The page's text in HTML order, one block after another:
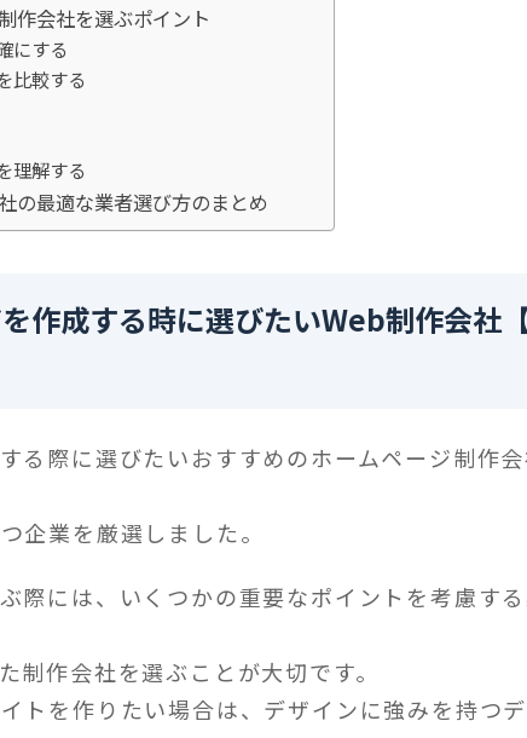
作会社を選ぶポイント
にする
比較する
理解する
の最適な業者選び方のまとめ
作成する時に選びたいWeb制作会社
る際に選びたいおすすめのホームページ制作会
企業を厳選しました。
際には、いくつかの重要なポイントを考慮す
制作会社を選ぶことが大切です。
トを作りたい場合は、デザインに強みを持つ